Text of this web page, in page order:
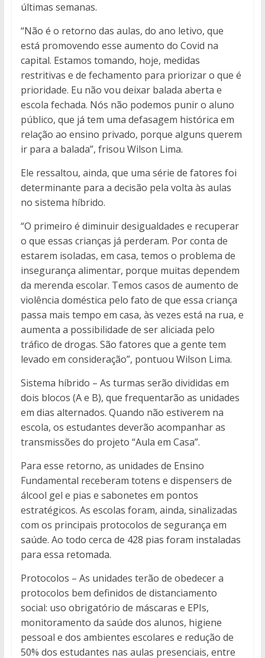
últimas semanas.
“Não é o retorno das aulas, do ano letivo, que
está promovendo esse aumento do Covid na
capital. Estamos tomando, hoje, medidas
restritivas e de fechamento para priorizar o que é
prioridade. Eu não vou deixar balada aberta e
escola fechada. Nós não podemos punir o aluno
público, que já tem uma defasagem histórica em
relação ao ensino privado, porque alguns querem
ir para a balada”, frisou Wilson Lima.
Ele ressaltou, ainda, que uma série de fatores foi
determinante para a decisão pela volta às aulas
no sistema híbrido.
“O primeiro é diminuir desigualdades e recuperar
o que essas crianças já perderam. Por conta de
estarem isoladas, em casa, temos o problema de
insegurança alimentar, porque muitas dependem
da merenda escolar. Temos casos de aumento de
violência doméstica pelo fato de que essa criança
passa mais tempo em casa, às vezes está na rua, e
aumenta a possibilidade de ser aliciada pelo
tráfico de drogas. São fatores que a gente tem
levado em consideração”, pontuou Wilson Lima.
Sistema híbrido – As turmas serão divididas em
dois blocos (A e B), que frequentarão as unidades
em dias alternados. Quando não estiverem na
escola, os estudantes deverão acompanhar as
transmissões do projeto “Aula em Casa”.
Para esse retorno, as unidades de Ensino
Fundamental receberam totens e dispensers de
álcool gel e pias e sabonetes em pontos
estratégicos. As escolas foram, ainda, sinalizadas
com os principais protocolos de segurança em
saúde. Ao todo cerca de 428 pias foram instaladas
para essa retomada.
Protocolos – As unidades terão de obedecer a
protocolos bem definidos de distanciamento
social: uso obrigatório de máscaras e EPIs,
monitoramento da saúde dos alunos, higiene
pessoal e dos ambientes escolares e redução de
50% dos estudantes nas aulas presenciais, entre